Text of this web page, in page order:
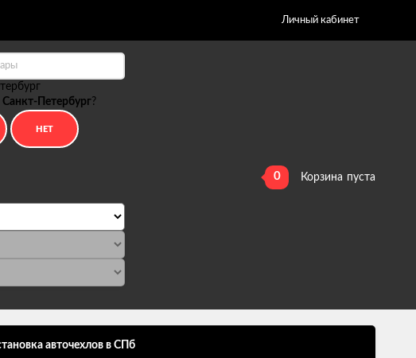
Личный кабинет
Санкт-Петербург?
0 Корзина пуста
авточехлов в СПб